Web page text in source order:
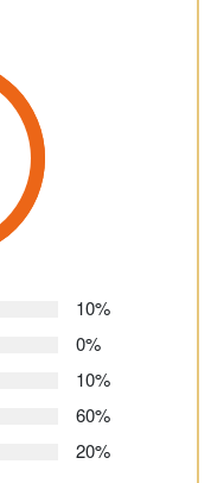
10%
0%
10%
60%
20%